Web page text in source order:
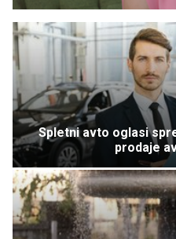
Spletni avto oglasi
prodaje